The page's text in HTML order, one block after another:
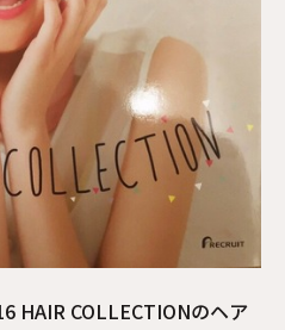
HAIR COLLECTIONのヘア